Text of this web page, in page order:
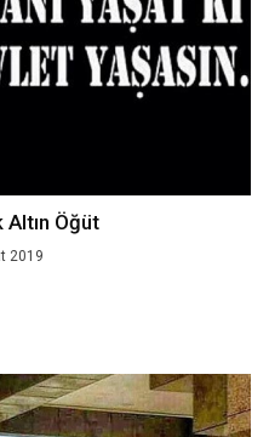
Altın Öğüt
2019